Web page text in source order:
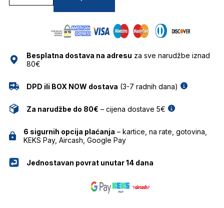
JISCO
Besplatna dostava na adresu za sve narudžbe iznad
80€
DPD ili BOX NOW dostava (3-7 radnih dana)
Za narudžbe do 80€ – cijena dostave 5€
6 sigurnih opcija plaćanja – kartice, na rate, gotovina,
KEKS Pay, Aircash, Google Pay
Jednostavan povrat unutar 14 dana